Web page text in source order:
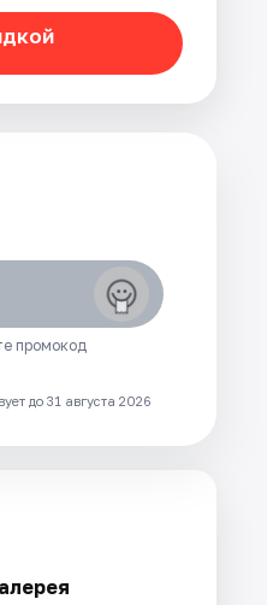
промокод
до 31 августа 2026